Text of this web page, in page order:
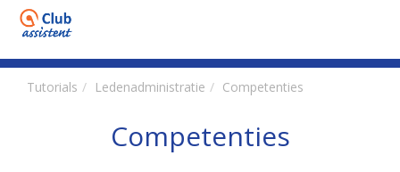
Tutorials Ledenadministratie Competenties
Competenties